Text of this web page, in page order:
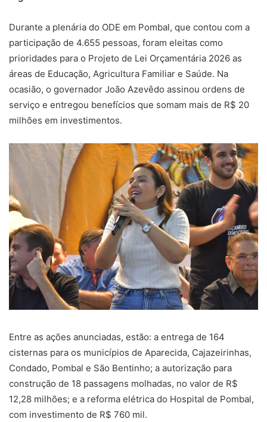
Durante a plenária do ODE em Pombal, que contou com a
participação de 4.655 pessoas, foram eleitas como
prioridades para o Projeto de Lei Orçamentária 2026 as
áreas de Educação, Agricultura Familiar e Saúde. Na
ocasião, o governador João Azevêdo assinou ordens de
serviço e entregou benefícios que somam mais de R$ 20
milhões em investimentos.
Entre as ações anunciadas, estão: a entrega de 164
cisternas para os municípios de Aparecida, Cajazeirinhas,
Condado, Pombal e São Bentinho; a autorização para
construção de 18 passagens molhadas, no valor de R$
12,28 milhões; e a reforma elétrica do Hospital de Pombal,
com investimento de R$ 760 mil.